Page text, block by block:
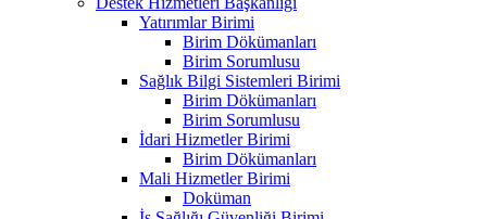
Yatırımlar Birimi
Birim Dökümanları
Birim Sorumlusu
Sağlık Bilgi Sistemleri Birimi
Birim Dökümanları
Birim Sorumlusu
İdari Hizmetler Birimi
Birim Dökümanları
Mali Hizmetler Birimi
Doküman